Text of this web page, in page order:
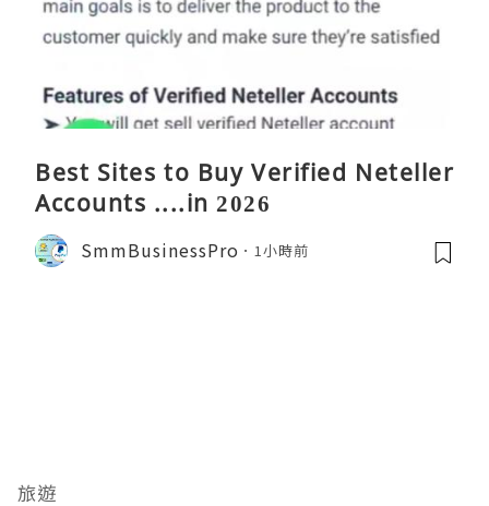
Best Sites to Buy Verified Neteller
Accounts ....in 2026
SmmBusinessPro 1小時前
旅遊